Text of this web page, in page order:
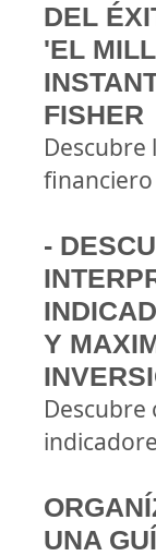
DEL
'EL
FISHER
Descubre
financiero
-
Y
UNA